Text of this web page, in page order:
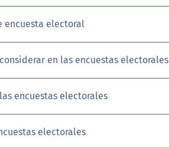
encuesta electoral
en las encuestas electorales
encuestas electorales
electorales